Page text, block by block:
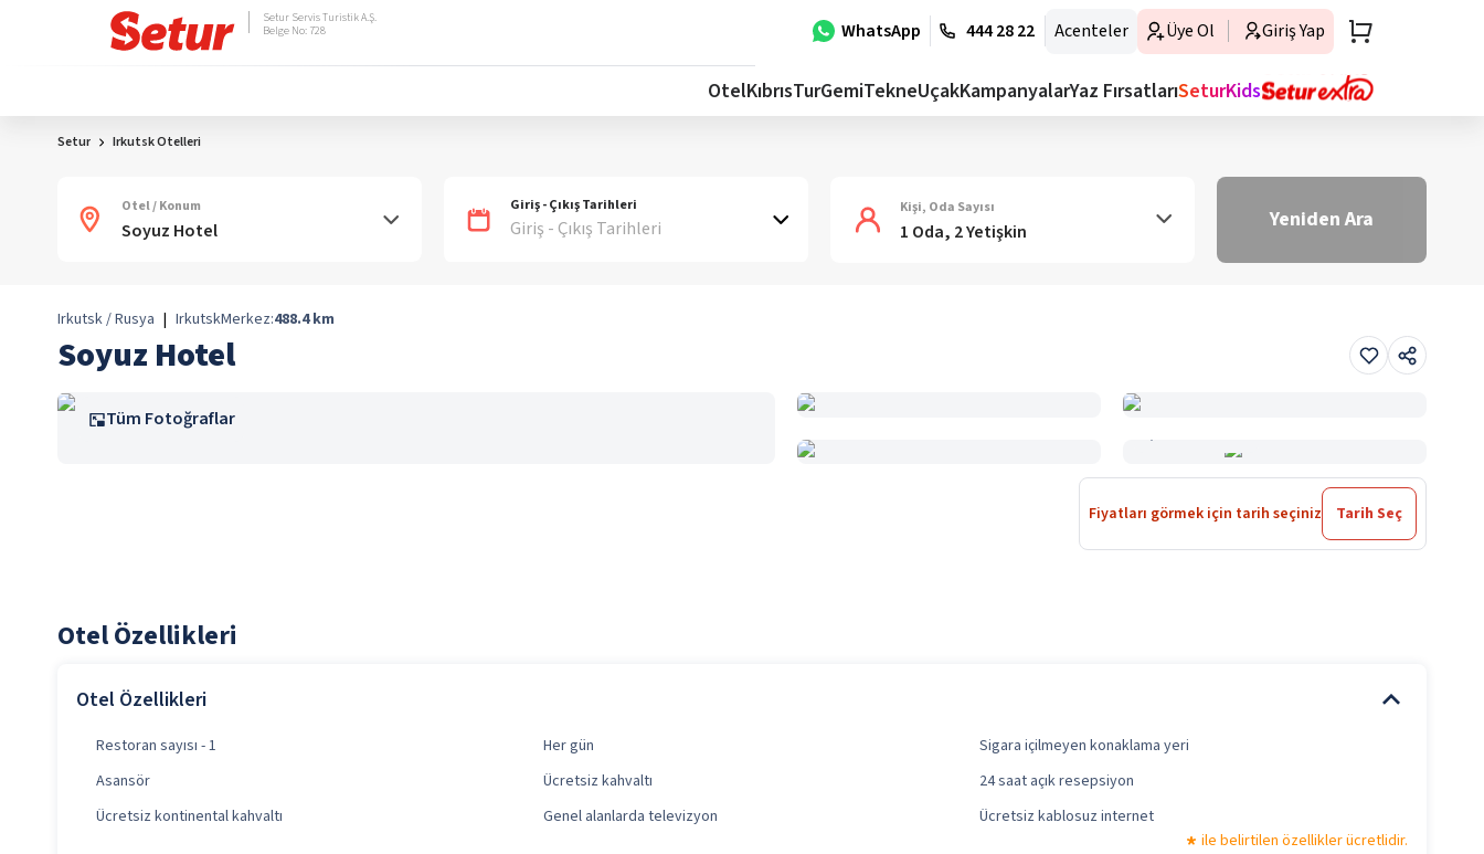
WhatsApp 444 28 22 Acenteler Üye Ol Giriş Yap
Setur Servis Turistik A.Ş.
Belge No: 728
OtelKıbrısTurGemiTekneUçakKampanyalarYaz FırsatlarıSeturKids
Setur Irkutsk Otelleri
Otel / Konum Giriş - Çıkış Tarihleri
Giriş - Çıkış Tarihleri
Kişi, Oda Sayısı
1 Oda, 2 Yetişkin Yeniden Ara
Irkutsk / Rusya | IrkutskMerkez:488.4 km
Soyuz Hotel
Tüm Fotoğraflar
Fiyatları görmek için tarih seçiniz Tarih Seç
Otel Özellikleri
Otel Özellikleri
Restoran sayısı - 1 Her gün
Sigara içilmeyen konaklama yeri
Asansör
Ücretsiz kahvaltı
24 saat açık resepsiyon
Ücretsiz kontinental kahvaltı
Genel alanlarda televizyon
Ücretsiz kablosuz internet
ile belirtilen özellikler ücretlidir.